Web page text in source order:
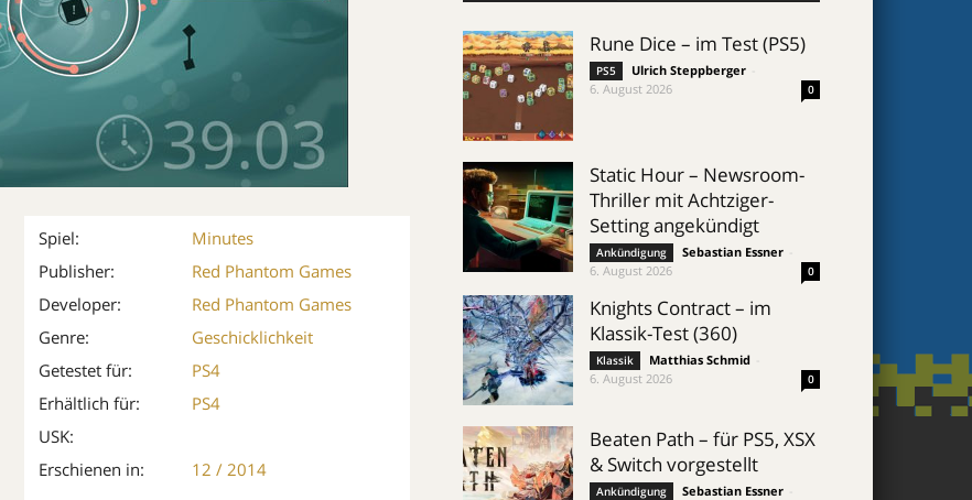
Spiel:
Minutes
Publisher:
Red Phantom Games
Developer:
Red Phantom Games
Genre:
Geschicklichkeit
Getestet für:
PS4
Erhältlich für:
PS4
USK:
Erschienen in:
12 / 2014
Rune Dice – im Test (PS5)
PS5 Ulrich Steppberger
6. August 2026
0
Static Hour – Newsroom-
Thriller mit Achtziger-
Setting angekündigt
Ankündigung Sebastian Essner
6. August 2026
0
Knights Contract – im
Klassik-Test (360)
Klassik Matthias Schmid
6. August 2026
0
Beaten Path – für PS5, XSX
& Switch vorgestellt
Ankündigung Sebastian Essner